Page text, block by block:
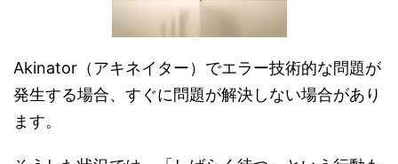
Akinator（アキネイター）でエラー技術的な問題が
発生する場合、すぐに問題が解決しない場合があり
ます。